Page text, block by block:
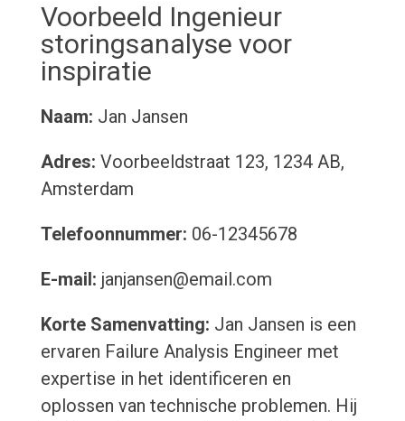
Voorbeeld Ingenieur
storingsanalyse voor
inspiratie
Naam: Jan Jansen
Adres: Voorbeeldstraat 123, 1234 AB,
Amsterdam
Telefoonnummer: 06-12345678
E-mail: janjansen@email.com
Korte Samenvatting: Jan Jansen is een
ervaren Failure Analysis Engineer met
expertise in het identificeren en
oplossen van technische problemen. Hij